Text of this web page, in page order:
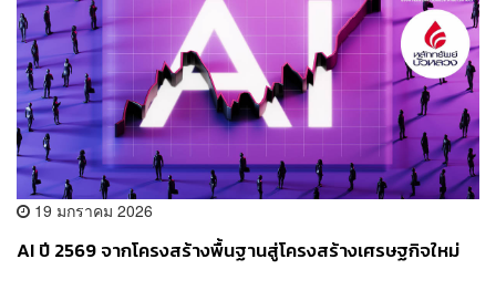
19 มกราคม 2026
AI ปี 2569 จากโครงสร้างพื้นฐานสู่โครงสร้างเศรษฐกิจใหม่